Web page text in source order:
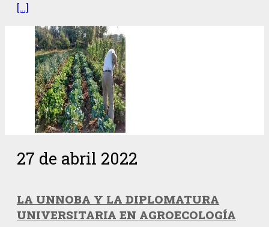
[…]
27 de abril 2022
LA UNNOBA Y LA DIPLOMATURA
UNIVERSITARIA EN AGROECOLOGÍA